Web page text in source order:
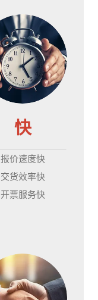
快
报价速度快
交货效率快
开票服务快